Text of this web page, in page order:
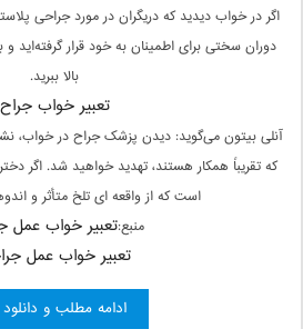
اگر در خواب دیدید که دریگران در مورد جراحی
دوران سختی برای اطمینان به خود قرار گرفته‌اید و
بالا ببرید.
تعبیر خواب جراح
آنلی بیتون می‌گوید: دیدن پزشک جراح در خواب،
که تقریباً همکار هستند، تهدید خواهید شد. اگر
است که از واقعه ای تلخ متأثر و
منبع:تعبیر خواب عمل
تعبیر خواب عمل
ادامه مطلب و دانلود